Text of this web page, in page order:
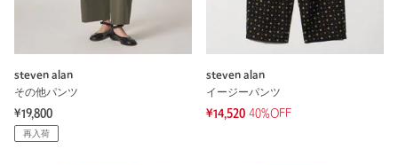
steven alan
その他パンツ
¥19,800
再入荷
steven alan
イージーパンツ
¥14,520 40%OFF